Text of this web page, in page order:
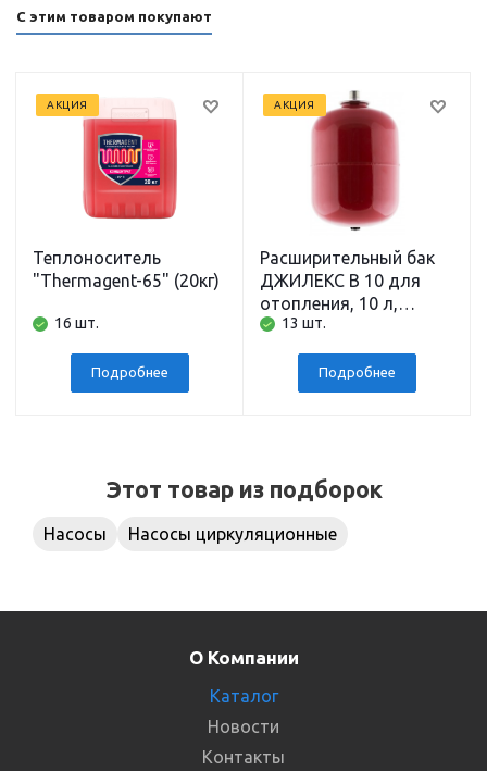
С этим товаром покупают
АКЦИЯ
Теплоноситель
"Thermagent-65" (20кг)
16 шт.
Подробнее
АКЦИЯ
Расширительный бак
ДЖИЛЕКС В 10 для
отопления, 10 л,
вертикальный,
дюйма, 5 бар
13 шт.
Подробнее
Этот товар из подборок
Насосы Насосы циркуляционные
О Компании
Каталог
Новости
Контакты